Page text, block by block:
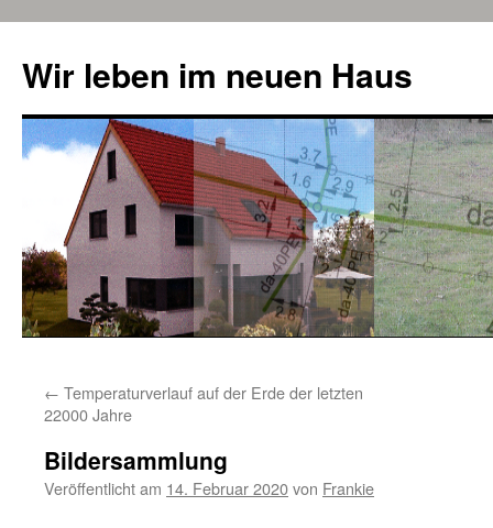
springen
Wir leben im neuen Haus
← Temperaturverlauf auf der Erde der letzten
22000 Jahre
Bildersammlung
Veröffentlicht am 14. Februar 2020von Frankie